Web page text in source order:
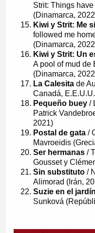
Strit: Things
(Dinamarca,
Kiwi y Strit: Me
followed me
(Dinamarca,
Kiwi y Strit: Un
A pool of mud de
(Dinamarca,
La Calesita de
Canadá,
Pequeño buey/
Patrick
2021)
Postal de gata/
Mavroeidis
Ser hermanas/
Gousset y
Sin substituto/
Alimorad (Irán,
Suzie en el jardín
Sunková